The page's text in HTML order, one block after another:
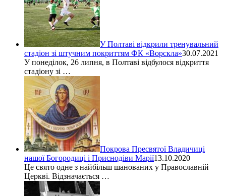
У Полтаві відкрили тренувальний
стадіон зі штучним покриттям ФК «Ворскла»30.07.2021
У понеділок, 26 липня, в Полтаві відбулося відкриття
стадіону зі …
Покрова Пресвятої Владичиці
нашої Богородиці і Приснодіви Марії13.10.2020
Це свято одне з найбільш шанованих у Православній
Церкві. Відзначається …